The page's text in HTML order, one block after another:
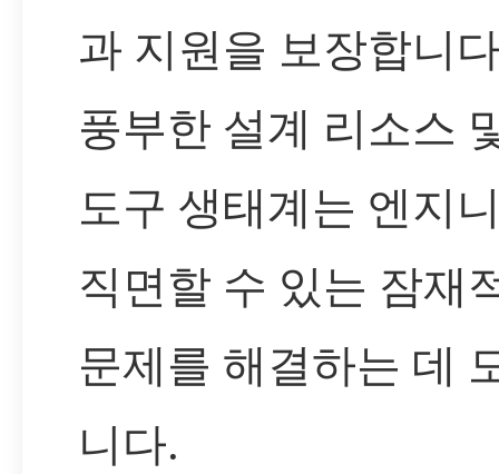
과 지원을 보장합니
풍부한 설계 리소스
도구 생태계는 엔지
직면할 수 있는 잠재
문제를 해결하는 데
니다.